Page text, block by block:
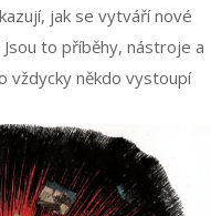
jak se vytváří nové
to příběhy, nástroje a
vždycky někdo vystoupí